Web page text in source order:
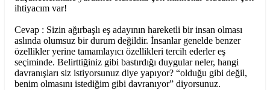
ihtiyacım var!
Cevap : Sizin ağırbaşlı eş adayının hareketli bir insan olması
aslında olumsuz bir durum değildir. İnsanlar genelde benzer
özellikler yerine tamamlayıcı özellikleri tercih ederler eş
seçiminde. Belirttiğiniz gibi bastırdığı duygular neler, hangi
davranışları siz istiyorsunuz diye yapıyor? “olduğu gibi değil,
benim olmasını istediğim gibi davranıyor” diyorsunuz.